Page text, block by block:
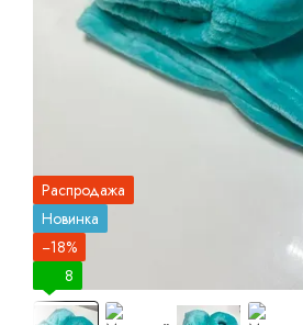
Распродажа
Новинка
−18%
8